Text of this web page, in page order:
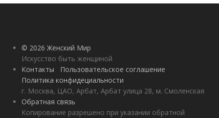
© 2026 Женский Мир
Искусство быть женщиной
Контакты
Пользовательское соглашение
Политика конфидециальности
г. Москва, ЦАО, Арбат, Арбат улица 28, м. Смоленская
Обратная связь
Копирование разрешено при указании обратной